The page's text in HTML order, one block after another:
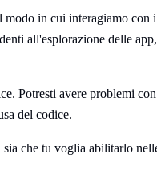
in cui interagiamo con
all'esplorazione delle
Potresti avere problemi
del codice.
che tu voglia abilitarlo